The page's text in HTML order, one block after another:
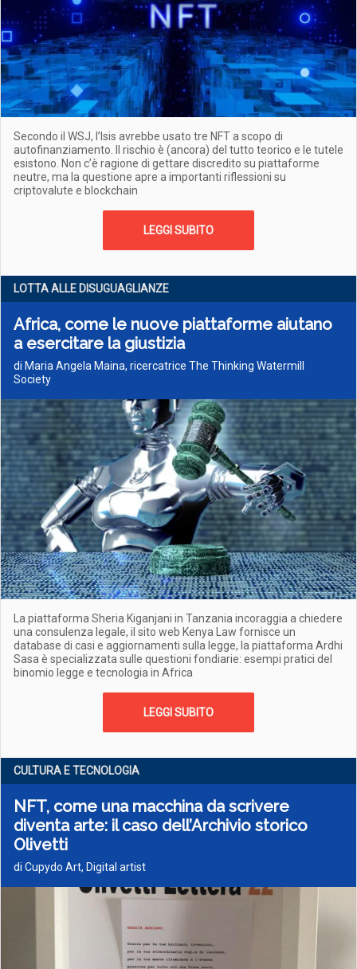
Secondo il WSJ, l’Isis avrebbe usato tre NFT a scopo di
autofinanziamento. Il rischio è (ancora) del tutto teorico e le tutele
esistono. Non c’è ragione di gettare discredito su piattaforme
neutre, ma la questione apre a importanti riflessioni su
criptovalute e blockchain
LEGGI SUBITO
LOTTA ALLE DISUGUAGLIANZE
Africa, come le nuove piattaforme aiutano
a esercitare la giustizia
di Maria Angela Maina, ricercatrice The Thinking Watermill
Society
La piattaforma Sheria Kiganjani in Tanzania incoraggia a chiedere
una consulenza legale, il sito web Kenya Law fornisce un
database di casi e aggiornamenti sulla legge, la piattaforma Ardhi
Sasa è specializzata sulle questioni fondiarie: esempi pratici del
binomio legge e tecnologia in Africa
LEGGI SUBITO
CULTURA E TECNOLOGIA
NFT, come una macchina da scrivere
diventa arte: il caso dell’Archivio storico
Olivetti
di Cupydo Art, Digital artist